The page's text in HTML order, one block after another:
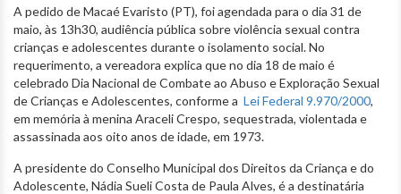
A pedido de Macaé Evaristo (PT), foi agendada para o dia 31 de
maio, às 13h30, audiência pública sobre violência sexual contra
crianças e adolescentes durante o isolamento social. No
requerimento, a vereadora explica que no dia 18 de maio é
celebrado Dia Nacional de Combate ao Abuso e Exploração Sexual
de Crianças e Adolescentes, conforme a Lei Federal 9.970/2000,
em memória à menina Araceli Crespo, sequestrada, violentada e
assassinada aos oito anos de idade, em 1973.
A presidente do Conselho Municipal dos Direitos da Criança e do
Adolescente, Nádia Sueli Costa de Paula Alves, é a destinatária